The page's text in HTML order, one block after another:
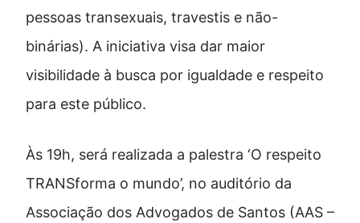
pessoas transexuais, travestis e não-
binárias). A iniciativa visa dar maior
visibilidade à busca por igualdade e respeito
para este público.
Às 19h, será realizada a palestra ‘O respeito
TRANSforma o mundo’, no auditório da
Associação dos Advogados de Santos (AAS –